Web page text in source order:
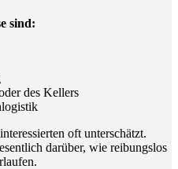
sind:
des Kellers
oft unterschätzt.
darüber, wie reibungslos